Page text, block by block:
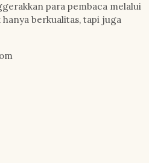
para pembaca melalui
berkualitas, tapi juga